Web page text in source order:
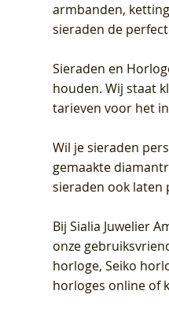
armbanden,
sieraden de
Sieraden en
houden. Wij staat
tarieven voor het
Wil je sieraden
gemaakte
sieraden ook laten
BijSialia Juwelier
onze
horloge, Seiko
horloges online of